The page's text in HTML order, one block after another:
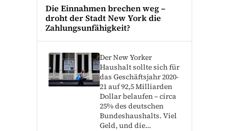
Die Einnahmen brechen weg –
droht der Stadt New York die
Zahlungsunfähigkeit?
Der New Yorker
Haushalt sollte sich für
das Geschäftsjahr 2020-
21 auf 92,5 Milliarden
Dollar belaufen – circa
25% des deutschen
Bundeshaushalts. Viel
Geld, und die…